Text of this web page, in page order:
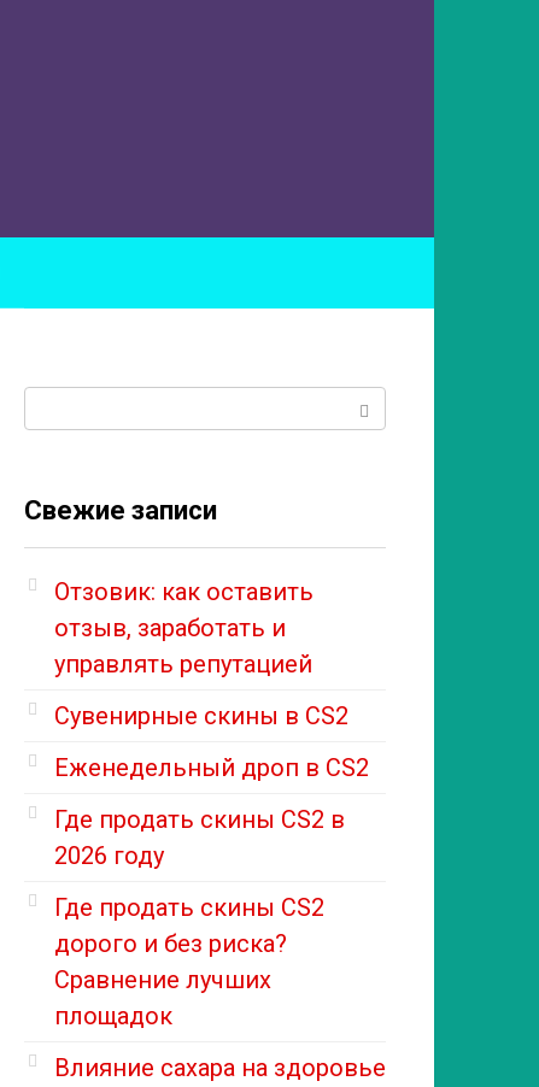
Свежие записи
Отзовик: как оставить
отзыв, заработать и
управлять репутацией
Сувенирные скины в CS2
Еженедельный дроп в CS2
Где продать скины CS2 в
2026 году
Где продать скины CS2
дорого и без риска?
Сравнение лучших
площадок
Влияние сахара на здоровье